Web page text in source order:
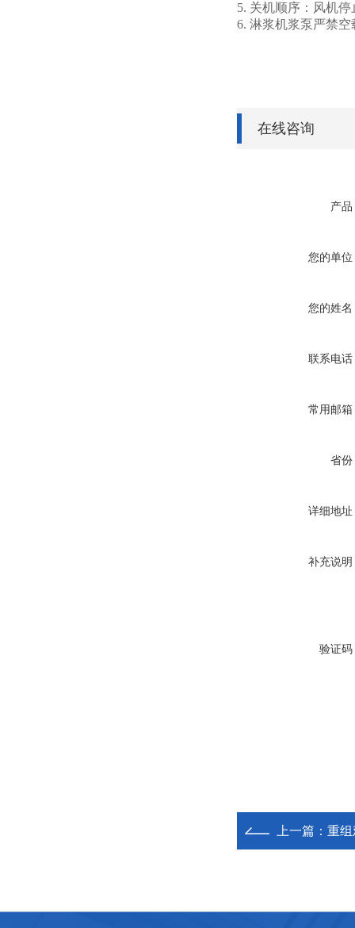
5. 关机顺序：风机
6. 淋浆机浆泵严禁空
在线咨询
产品
您的单位
您的姓名
联系电话
常用邮箱
省份
详细地址
补充说明
验证码
上一篇： 重